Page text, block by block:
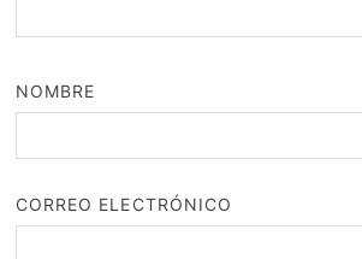
NOMBRE
CORREO ELECTRÓNICO